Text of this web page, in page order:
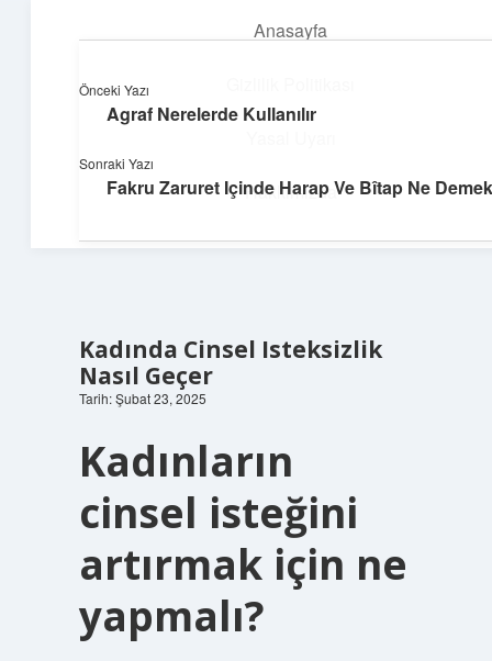
Anasayfa
Hakkımızda
Kadında Cinsel Isteksizlik
Nasıl Geçer
Tarih: Şubat 23, 2025
Kadınların
cinsel isteğini
artırmak için ne
yapmalı?
Önceki Yazı
Agraf Nerelerde Kullanılır
Sonraki Yazı
Fakru Zaruret Içinde Harap Ve Bîtap Ne Demek